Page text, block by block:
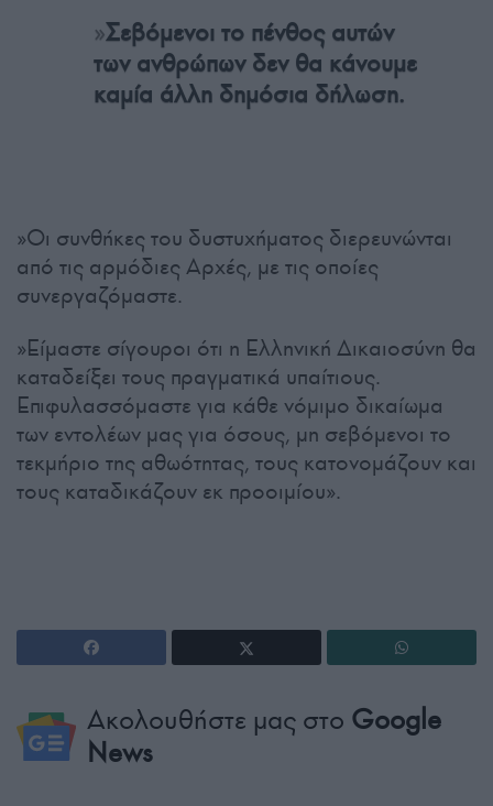
»Σεβόμενοι το πένθος αυτών
των ανθρώπων δεν θα κάνουμε
καμία άλλη δημόσια δήλωση.
»Οι συνθήκες του δυστυχήματος διερευνώνται
από τις αρμόδιες Αρχές, με τις οποίες
συνεργαζόμαστε.
»Είμαστε σίγουροι ότι η Ελληνική Δικαιοσύνη θα
καταδείξει τους πραγματικά υπαίτιους.
Επιφυλασσόμαστε για κάθε νόμιμο δικαίωμα
των εντολέων μας για όσους, μη σεβόμενοι το
τεκμήριο της αθωότητας, τους κατονομάζουν και
τους καταδικάζουν εκ προοιμίου».
Ακολουθήστε μας στο Google
News